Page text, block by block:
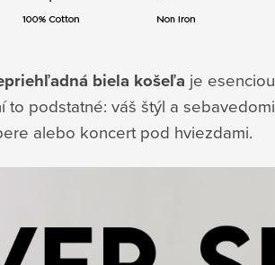
biela košeľa je
podstatné: váš štýl a
alebo koncert pod hviezdami.